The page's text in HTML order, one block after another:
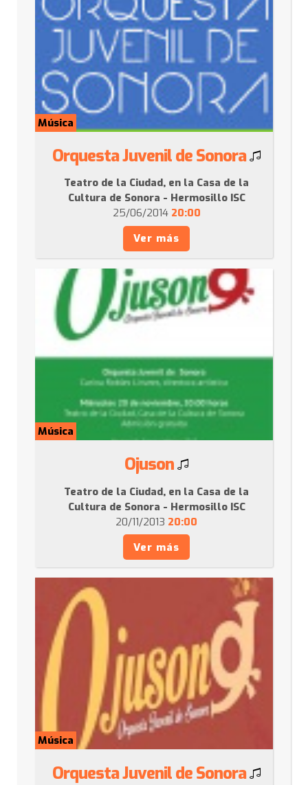
Música
Orquesta Juvenil de Sonora
Teatro de la Ciudad, en la Casa de la
Cultura de Sonora - Hermosillo ISC
25/06/2014 20:00
Ver más
Música
Ojuson
Teatro de la Ciudad, en la Casa de la
Cultura de Sonora - Hermosillo ISC
20/11/2013 20:00
Ver más
Música
Orquesta Juvenil de Sonora